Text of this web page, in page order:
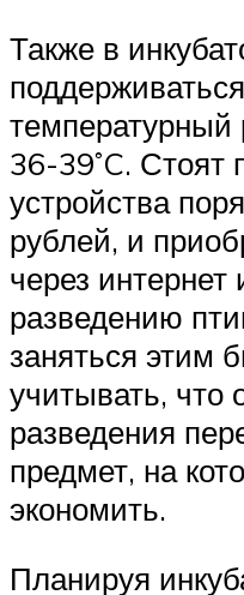
Также в
36-39˚C. Стоят
устройства
рублей, и
через
разведению
заняться этим
учитывать, что
разведения
предмет, на
экономить.
Планируя